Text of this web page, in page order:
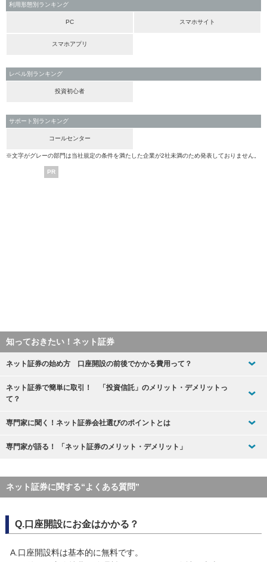
利用形態別ランキング
PC スマホサイト
スマホアプリ
レベル別ランキング
投資初心者
サポート別ランキング
コールセンター
※文字がグレーの部門は当社規定の条件を満たした企業が2社未満のため発表しておりません。
PR
知っておきたい！ネット証券
ネット証券の始め方 口座開設の前後でかかる費用って？
ネット証券で簡単に取引！ 「投資信託」のメリット・デメリットっ
て？
専門家に聞く！ネット証券会社選びのポイントとは
専門家が語る！ 「ネット証券のメリット・デメリット」
ネット証券に関する“よくある質問”
Q.口座開設にお金はかかる？
A.口座開設料は基本的に無料です。